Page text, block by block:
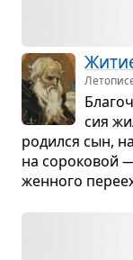
сия
родился сын,
на соро­ко­вой
жен­ного